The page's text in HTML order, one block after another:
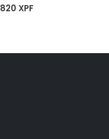
820 XPF